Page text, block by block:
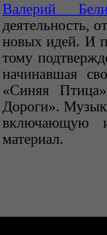
Валерий
деятельность,
новых идей. И
тому
начинавшая
«Синяя
Дороги».
включающую
материал.